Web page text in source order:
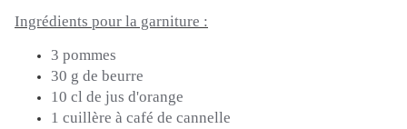
Ingrédients pour la garniture :
3 pommes
30 g de beurre
10 cl de jus d'orange
1 cuillère à café de cannelle